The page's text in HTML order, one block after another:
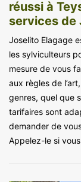
réussi à
services de
Joselito Elagage
les sylviculteurs
mesure de vous
aux règles de
genres, quel que
tarifaires sont
demander de
Appelez-le si